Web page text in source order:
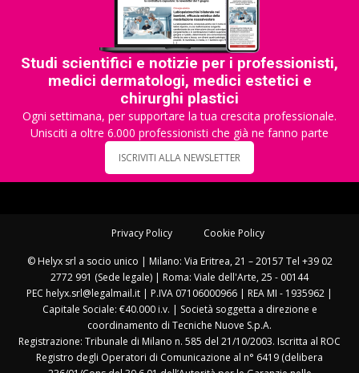
Studi scientifici e notizie per i professionisti,
medici dermatologi, medici estetici e
chirurghi plastici
Ogni settimana, per supportare la tua crescita professionale.
Unisciti a oltre 6.000 professionisti che già ne fanno parte
ISCRIVITI ALLA NEWSLETTER
Privacy Policy Cookie Policy
© Helyx srl a socio unico | Milano: Via Eritrea, 21 – 20157 Tel +39 02
2772 991 (Sede legale) | Roma: Viale dell'Arte, 25 - 00144
PEC helyx.srl@legalmail.it | P.IVA 07106000966 | REA MI - 1935962 |
Capitale Sociale: €40.000 i.v. | Società soggetta a direzione e
coordinamento di Tecniche Nuove S.p.A.
Registrazione: Tribunale di Milano n. 585 del 21/10/2003. Iscritta al ROC
Registro degli Operatori di Comunicazione al n° 6419 (delibera